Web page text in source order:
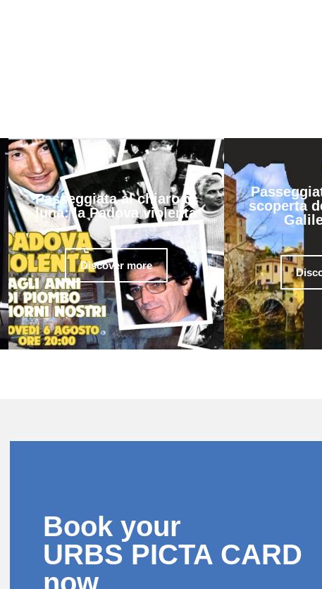
Passeggiata al chiaro di
luna: la Padova violenta
Discover more
scoperta
Book your
URBS PICTA CARD
now